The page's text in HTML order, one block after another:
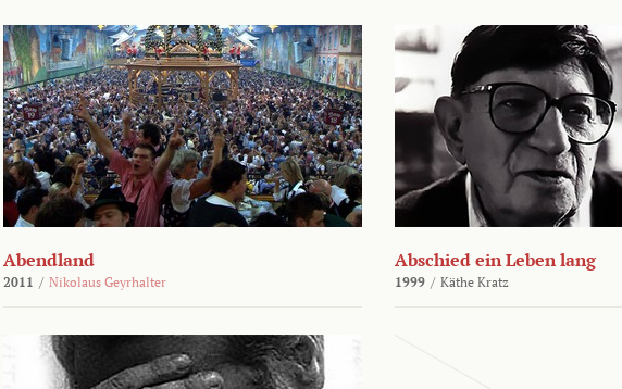
Abendland
2011 / Nikolaus Geyrhalter
Abschied ein Leben lang
1999 / Käthe Kratz